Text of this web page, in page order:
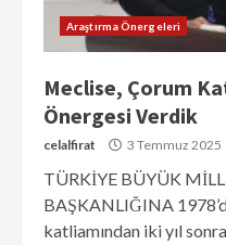
Araştırma Önergeleri
Meclise, Çorum
Önergesi Verdik
celalfirat 3 Temmuz 2025
TÜRKİYE BÜYÜK
BAŞKANLIĞINA
katliamından iki yıl